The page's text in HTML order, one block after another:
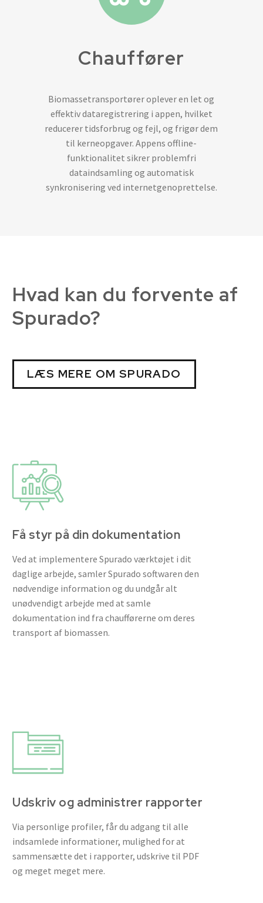
Chauffører
Biomassetransportører oplever en let og
effektiv dataregistrering i appen, hvilket
reducerer tidsforbrug og fejl, og frigør dem
til kerneopgaver. Appens offline-
funktionalitet sikrer problemfri
dataindsamling og automatisk
synkronisering ved internetgenoprettelse.
Hvad kan du forvente af
Spurado?
LÆS MERE OM SPURADO
Få styr på din dokumentation
Ved at implementere Spurado værktøjet i dit
daglige arbejde, samler Spurado softwaren den
nødvendige information og du undgår alt
unødvendigt arbejde med at samle
dokumentation ind fra chaufførerne om deres
transport af biomassen.
Udskriv og administrer rapporter
Via personlige profiler, får du adgang til alle
indsamlede informationer, mulighed for at
sammensætte det i rapporter, udskrive til PDF
og meget meget mere.